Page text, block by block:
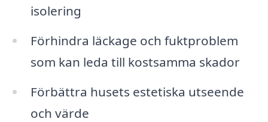
isolering
Förhindra läckage och fuktproblem
som kan leda till kostsamma skador
Förbättra husets estetiska utseende
och värde